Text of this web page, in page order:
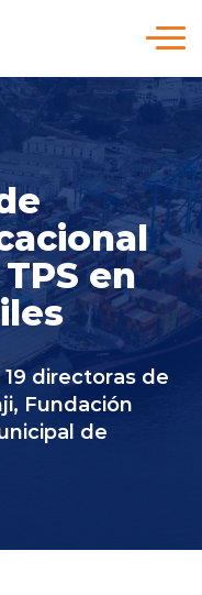
en
directoras de
Fundación
de